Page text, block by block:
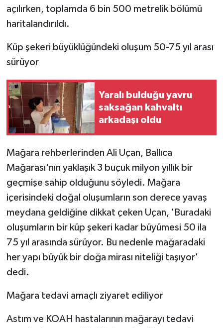
açılırken, toplamda 6 bin 500 metrelik bölümü
haritalandırıldı.
Küp şekeri büyüklüğündeki oluşum 50-75 yıl arası
sürüyor
Yaralı bulduğu yavru
saksağan kahvaltı
arkadaşı oldu
Mağara rehberlerinden Ali Uçan, Ballıca
Mağarası'nın yaklaşık 3 buçuk milyon yıllık bir
geçmişe sahip olduğunu söyledi. Mağara
içerisindeki doğal oluşumların son derece yavaş
meydana geldiğine dikkat çeken Uçan, 'Buradaki
oluşumların bir küp şekeri kadar büyümesi 50 ila
75 yıl arasında sürüyor. Bu nedenle mağaradaki
her yapı büyük bir doğa mirası niteliği taşıyor'
dedi.
Mağara tedavi amaçlı ziyaret ediliyor
Astım ve KOAH hastalarının mağarayı tedavi